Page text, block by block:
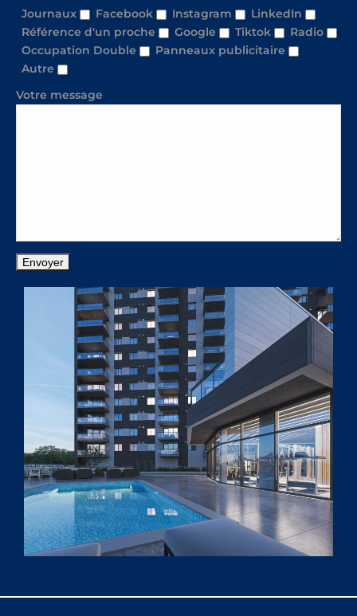
Journaux
Facebook Instagram
LinkedIn
Référence d'un proche
Google Tiktok
Radio
Occupation Double
Panneaux publicitaire
Autre
Votre message